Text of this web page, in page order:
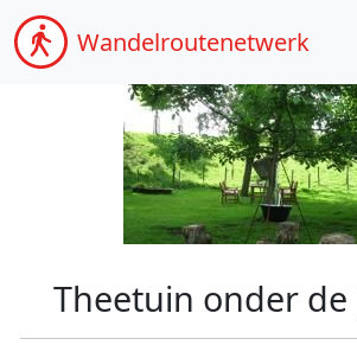
Wandelroutenetwerk
Theetuin onder